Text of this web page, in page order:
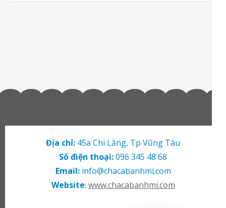
Địa chỉ: 45a Chi Lăng, Tp Vũng Tàu
Số điện thoại:096 345 48 68
Email:info@chacabanhmi.com
Website: www.chacabanhmi.com